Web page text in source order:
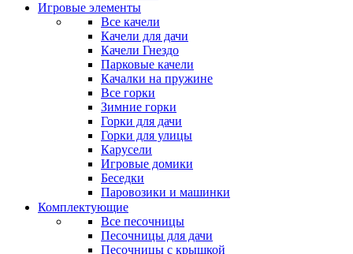
Игровые элементы
Все качели
Качели для дачи
Качели Гнездо
Парковые качели
Качалки на пружине
Все горки
Зимние горки
Горки для дачи
Горки для улицы
Карусели
Игровые домики
Беседки
Паровозики и машинки
Комплектующие
Все песочницы
Песочницы для дачи
Песочницы с крышкой